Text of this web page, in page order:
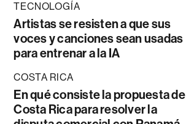
TECNOLOGÍA
Artistas se resisten a que sus
voces y canciones sean usadas
para entrenar a la IA
COSTA RICA
En qué consiste la propuesta de
Costa Rica para resolver la